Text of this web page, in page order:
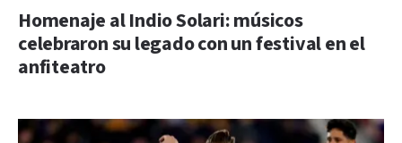
Homenaje al Indio Solari: músicos
celebraron su legado con un festival en el
anfiteatro